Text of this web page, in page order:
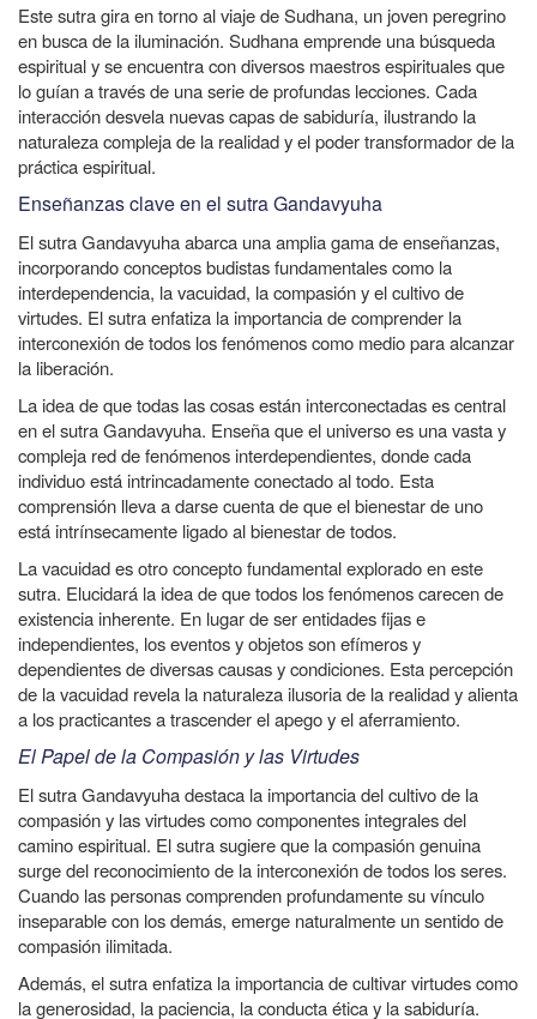
Este sutra gira en torno al viaje de Sudhana, un joven peregrino
en busca de la iluminación. Sudhana emprende una búsqueda
espiritual y se encuentra con diversos maestros espirituales que
lo guían a través de una serie de profundas lecciones. Cada
interacción desvela nuevas capas de sabiduría, ilustrando la
naturaleza compleja de la realidad y el poder transformador de la
práctica espiritual.
Enseñanzas clave en el sutra Gandavyuha
El sutra Gandavyuha abarca una amplia gama de enseñanzas,
incorporando conceptos budistas fundamentales como la
interdependencia, la vacuidad, la compasión y el cultivo de
virtudes. El sutra enfatiza la importancia de comprender la
interconexión de todos los fenómenos como medio para alcanzar
la liberación.
La idea de que todas las cosas están interconectadas es central
en el sutra Gandavyuha. Enseña que el universo es una vasta y
compleja red de fenómenos interdependientes, donde cada
individuo está intrincadamente conectado al todo. Esta
comprensión lleva a darse cuenta de que el bienestar de uno
está intrínsecamente ligado al bienestar de todos.
La vacuidad es otro concepto fundamental explorado en este
sutra. Elucidará la idea de que todos los fenómenos carecen de
existencia inherente. En lugar de ser entidades fijas e
independientes, los eventos y objetos son efímeros y
dependientes de diversas causas y condiciones. Esta percepción
de la vacuidad revela la naturaleza ilusoria de la realidad y alienta
a los practicantes a trascender el apego y el aferramiento.
El Papel de la Compasión y las Virtudes
El sutra Gandavyuha destaca la importancia del cultivo de la
compasión y las virtudes como componentes integrales del
camino espiritual. El sutra sugiere que la compasión genuina
surge del reconocimiento de la interconexión de todos los seres.
Cuando las personas comprenden profundamente su vínculo
inseparable con los demás, emerge naturalmente un sentido de
compasión ilimitada.
Además, el sutra enfatiza la importancia de cultivar virtudes como
la generosidad, la paciencia, la conducta ética y la sabiduría.